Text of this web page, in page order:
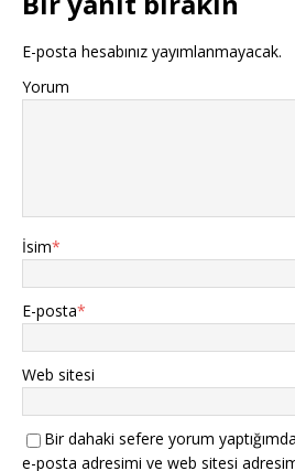
E-posta hesabınız yayımlanmayacak.
Yorum
İsim*
E-posta*
Web sitesi
Bir dahaki sefere yorum
e-posta adresimi ve web sitesi